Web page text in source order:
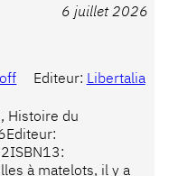
6 juillet 2026
Editeur: Libertalia
Histoire du
à matelots, il y a